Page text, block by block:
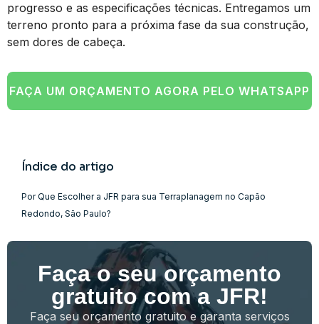
progresso e as especificações técnicas. Entregamos um
terreno pronto para a próxima fase da sua construção,
sem dores de cabeça.
FAÇA UM ORÇAMENTO AGORA PELO WHATSAPP
Índice do artigo
Por Que Escolher a JFR para sua Terraplanagem no Capão
Redondo, São Paulo?
Faça o seu orçamento
gratuito com a JFR!
Faça seu orçamento gratuito e garanta serviços